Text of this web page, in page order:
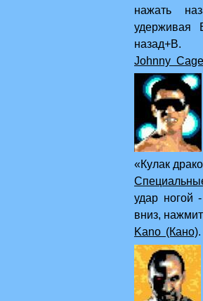
нажать
удерживая
назад+В.
Johnny
мастер
«Кулак
удар ногой
вниз,
Kano (Кано)
Кано